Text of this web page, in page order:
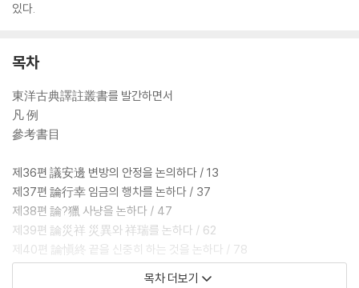
있다.
목차
東洋古典譯註叢書를 발간하면서
凡 例
參考書目
제36편 議安邊 변방의 안정을 논의하다 / 13
제37편 論行幸 임금의 행차를 논하다 / 37
제38편 論?獵 사냥을 논하다 / 47
제39편 論災祥 災異와 祥瑞를 논하다 / 62
제40편 論愼終 끝을 신중히 하는 것을 논하다 / 78
목차 더보기